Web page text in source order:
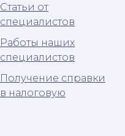
Статьи от
специалистов
Работы наших
специалистов
Получение справки
в налоговую